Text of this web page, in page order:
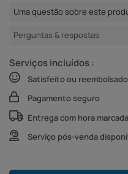
Uma questão sobre este
Perguntas & respostas
Serviços incluídos :
Satisfeito ou
Pagamento seguro
Entrega com hora marcada
Serviço pós-venda